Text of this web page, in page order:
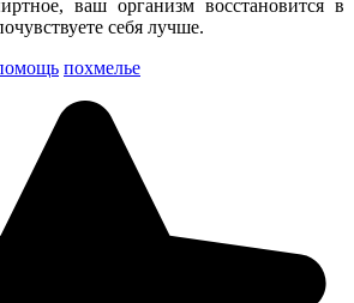
ваш организм восстановится в
себя лучше.
похмелье